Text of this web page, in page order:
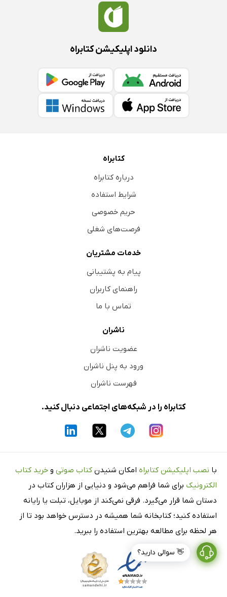
👋 سوالی دارید؟
دانلود اپلیکیشن کتابراه
کتابراه
درباره کتابراه
شرایط استفاده
حریم خصوصی
فرصت‌های شغلی
خدمات مشتریان
پیام به پشتیبانی
راهنمای کاربران
تماس با ما
ناشران
عضویت ناشران
ورود به پنل ناشران
فهرست ناشران
کتابراه را در شبکه‌های اجتماعی دنبال کنید.
با نصب اپلیکیشن کتابراه امکان شنیدن کتاب صوتی و خرید کتاب
الکترونیک برای شما فراهم می‌شود و دنیایی از هزاران کتاب در
دستان شما قرار می‌گیرد. فرقی نمی‌کند از موبایل، تبلت یا رایانه
استفاده کنید؛ کتابخانه شما همیشه در دسترس خواهد بود تا از
هر لحظه برای مطالعه بهترین استفاده را ببرید.